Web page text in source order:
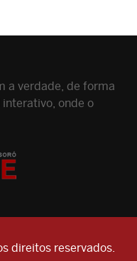
a verdade, de forma
onde o
direitos reservados.